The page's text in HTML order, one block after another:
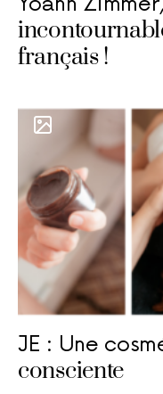
français !
JE : Une
consciente